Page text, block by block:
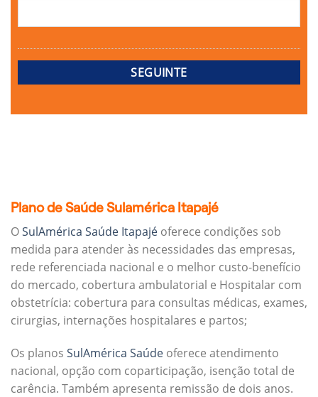
Plano de Saúde Sulamérica Itapajé
OSulAmérica Saúde Itapajé oferece condições sob
medida para atender às necessidades das empresas,
rede referenciada nacional e o melhor custo-benefício
do mercado, cobertura ambulatorial e Hospitalar com
obstetrícia: cobertura para consultas médicas, exames,
cirurgias, internações hospitalares e partos;
Os planos SulAmérica Saúde oferece atendimento
nacional, opção com coparticipação, isenção total de
carência. Também apresenta remissão de dois anos.